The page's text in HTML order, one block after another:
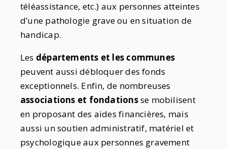
téléassistance, etc.) aux personnes atteintes
d’une pathologie grave ou en situation de
handicap.
Les départements et les communes
peuvent aussi débloquer des fonds
exceptionnels. Enfin, de nombreuses
associations et fondationsse mobilisent
en proposant des aides financières, mais
aussi un soutien administratif, matériel et
psychologique aux personnes gravement